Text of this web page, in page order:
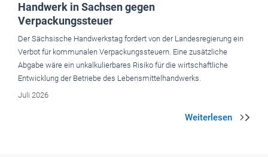
Handwerk in Sachsen gegen
Verpackungssteuer
Der Sächsische Handwerkstag fordert von der Landesregierung ein
Verbot für kommunalen Verpackungssteuern. Eine zusätzliche
Abgabe wäre ein unkalkulierbares Risiko für die wirtschaftliche
Entwicklung der Betriebe des Lebensmittelhandwerks.
Juli 2026